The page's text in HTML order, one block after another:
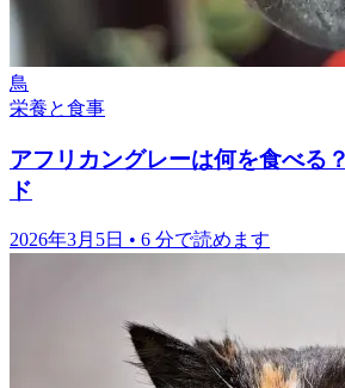
鳥
栄養と食事
アフリカングレーは何を食べる
ド
2026年3月5日 • 6 分で読めます